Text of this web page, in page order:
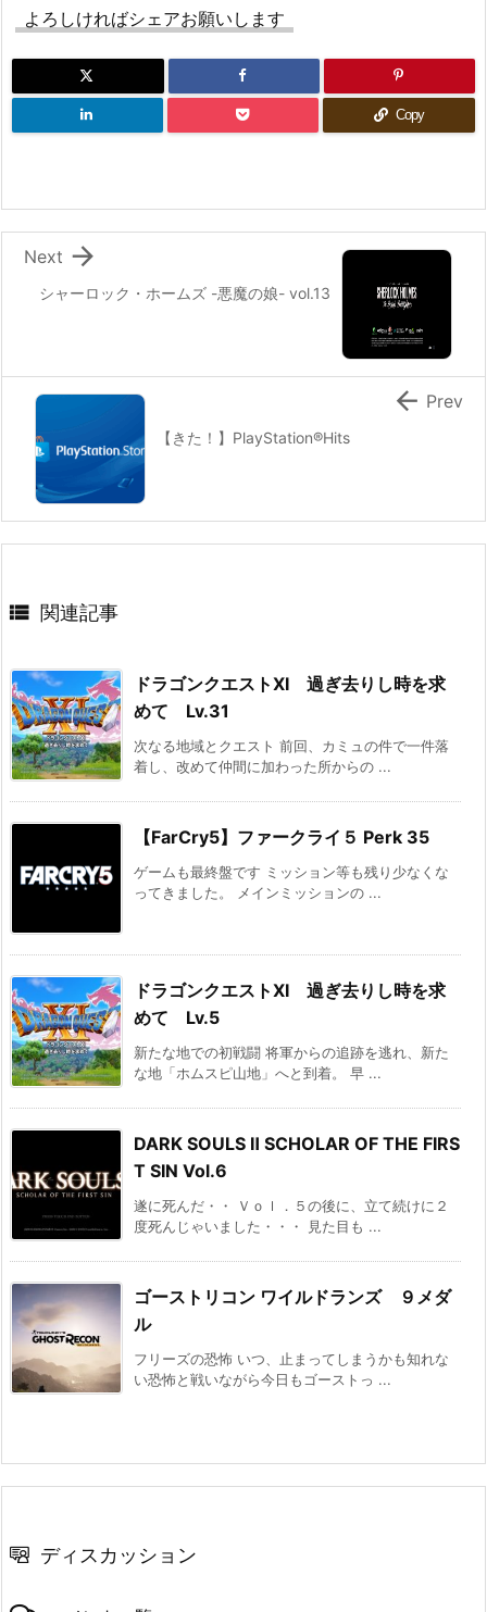
よろしければシェアお願いします
Copy
シャーロック・ホームズ -悪魔の娘- vol.13

Next
【きた！】PlayStation®Hits
 Prev
 関連記事
ドラゴンクエストXI 過ぎ去りし時を求
めて Lv.31
次なる地域とクエスト 前回、カミュの件で一件落
着し、改めて仲間に加わった所からの ...
【FarCry5】ファークライ５ Perk 35
ゲームも最終盤です ミッション等も残り少なくな
ってきました。 メインミッションの ...
ドラゴンクエストXI 過ぎ去りし時を求
めて Lv.5
新たな地での初戦闘 将軍からの追跡を逃れ、新た
な地「ホムスピ山地」へと到着。 早 ...
DARK SOULS Ⅱ SCHOLAR OF THE FIRS
T SIN Vol.6
遂に死んだ・・ Ｖｏｌ．５の後に、立て続けに２
度死んじゃいました・・・ 見た目も ...
ゴーストリコン ワイルドランズ ９メダ
ル
フリーズの恐怖 いつ、止まってしまうかも知れな
い恐怖と戦いながら今日もゴーストっ ...
ディスカッション